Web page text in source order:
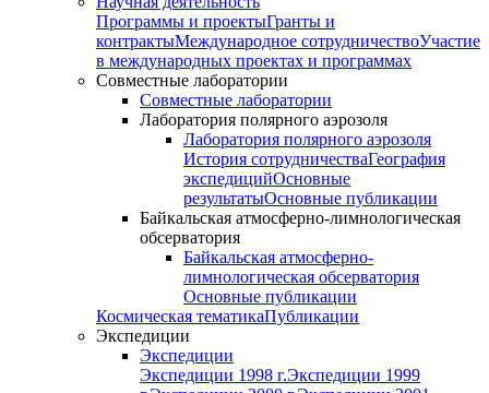
Программы и проектыГранты и
контрактыМеждународное сотрудничествоУчастие
в международных проектах и программах
Совместные лаборатории
Совместные лаборатории
Лаборатория полярного аэрозоля
Лаборатория полярного аэрозоля
История сотрудничестваГеография
экспедицийОсновные
результатыОсновные публикации
Байкальская атмосферно-лимнологическая
обсерватория
Байкальская атмосферно-
лимнологическая обсерватория
Основные публикации
Космическая тематикаПубликации
Экспедиции
Экспедиции
Экспедиции 1998 г.Экспедиции 1999